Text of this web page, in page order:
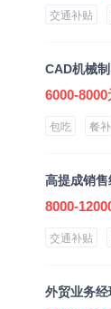
交通补贴
CAD机械制
6000-8000
包吃 餐补
高提成销售
8000-
交通补贴
外贸业务经